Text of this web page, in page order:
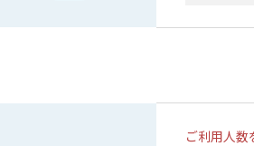
ご利用人数